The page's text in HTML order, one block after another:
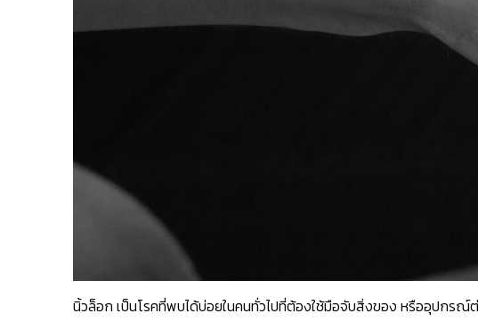
นิ้วล็อก เป็นโรคที่พบได้บ่อยในคนทั่วไปที่ต้องใช้มือจับสิ่งของ หรืออุปกรณ์